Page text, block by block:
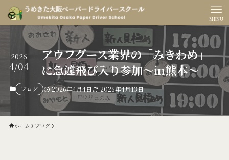
MENU
アウフグース業界の「みきわめ」
に急遽飛び入り参加〜in熊本〜
2026
4/04
ブログ 2026年4月4日 2026年4月13日
ホーム ブログ